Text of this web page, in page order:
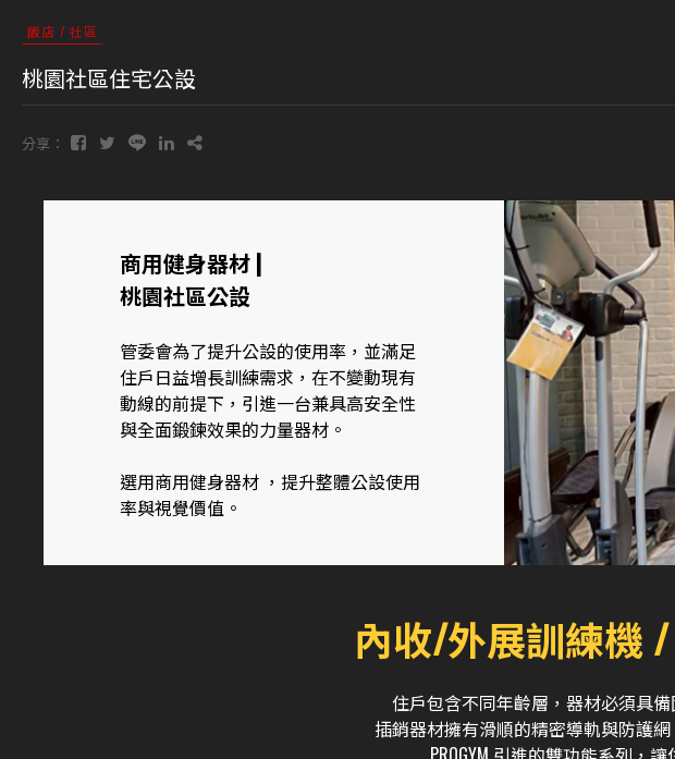
飯店 / 社區
桃園社區住宅公設
分享：
商用健身器材 |
桃園社區公設
管委會為了提升公設的使用率，並滿足
住戶日益增長訓練需求，在不變動現有
動線的前提下，引進一台兼具高安全性
與全面鍛鍊效果的力量器材。
選用商用健身器材 ，提升整體公設使用
率與視覺價值。
內收/外展訓練機
住戶包含不同年齡層，器材必須具
插銷器材擁有滑順的精密導軌與防護